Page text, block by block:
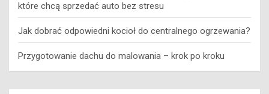
które chcą sprzedać auto bez stresu
Jak dobrać odpowiedni kocioł do centralnego ogrzewania?
Przygotowanie dachu do malowania – krok po kroku